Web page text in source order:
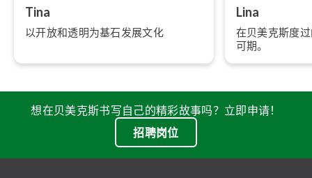
Tina
以开放和透明为基石发展文化
Lina
在贝美克斯度
可期。
想在贝美克斯书写自己的精彩故事吗？立即申请！
招聘岗位